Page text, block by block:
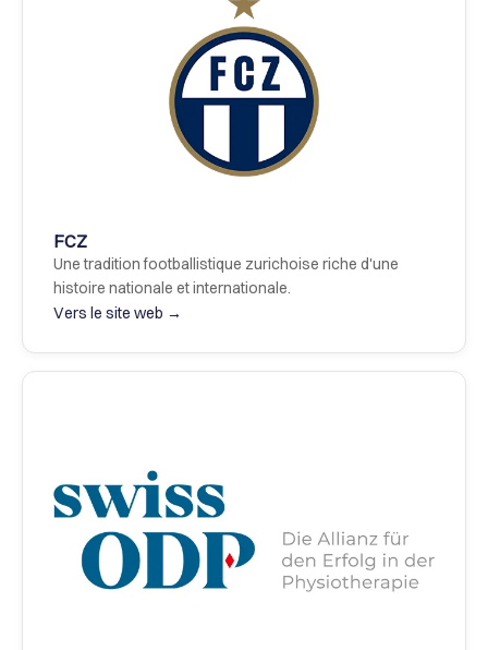
FCZ
Une tradition footballistique zurichoise riche d'une
histoire nationale et internationale.
Vers le site web →